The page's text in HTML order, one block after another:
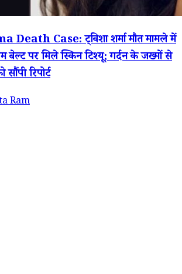
Case: ट्विशा शर्मा मौत मामले में
बेल्ट पर मिले स्किन टिश्यू; गर्दन के जख्मों से
रिपोर्ट
Ram